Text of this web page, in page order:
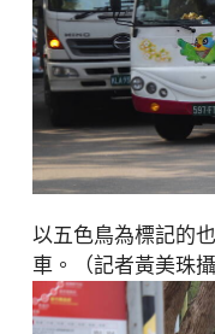
以五色鳥為標記的
車。（記者黃美珠攝